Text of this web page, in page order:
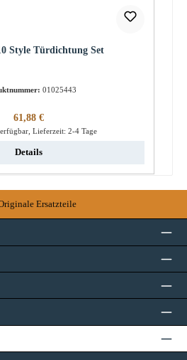
Style Türdichtung Set
01025443
Regulärer Preis:
61,88 €
Lieferzeit: 2-4 Tage
Details
Ersatzteile